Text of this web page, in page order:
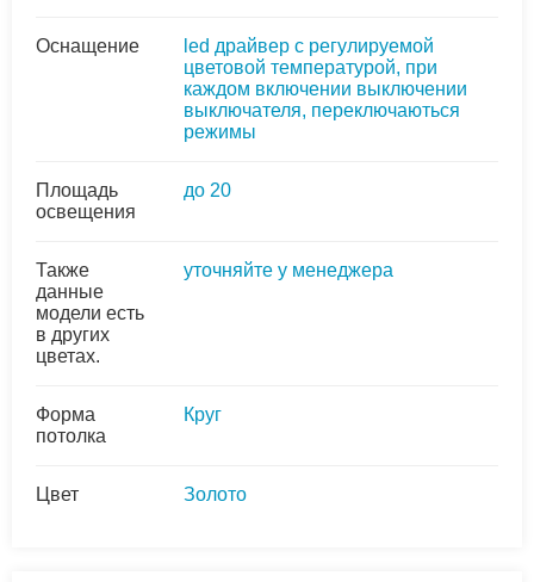
Оснащение
led драйвер с регулируемой
цветовой температурой, при
каждом включении выключении
выключателя, переключаються
режимы
Площадь
освещения
до 20
Также
данные
модели есть
в других
цветах.
уточняйте у менеджера
Форма
потолка
Круг
Цвет Золото